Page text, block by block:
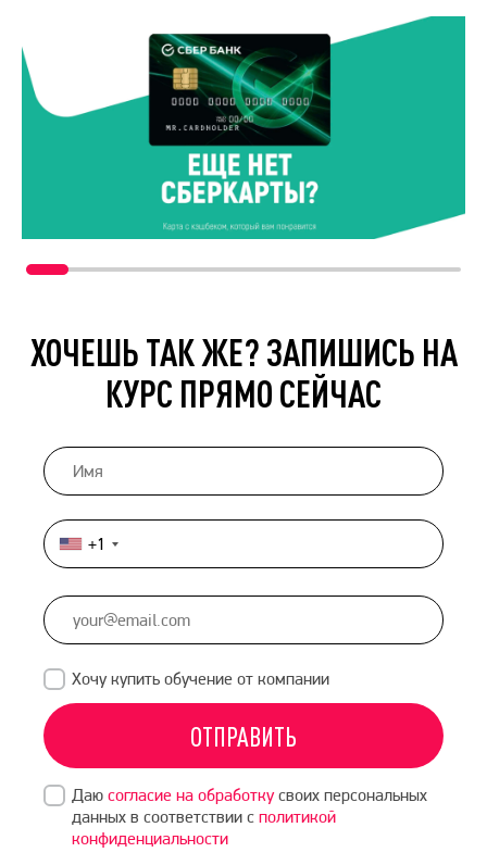
ХОЧЕШЬ ТАК ЖЕ? ЗАПИШИСЬ НА
КУРС ПРЯМО СЕЙЧАС
United
States
+1
+1
Хочу купить обучение от компании
ОТПРАВИТЬ
Даю согласие на обработкусвоих персональных
данных в соответствии с политикой
конфиденциальности